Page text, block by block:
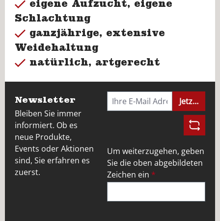
eigene Aufzucht, eigene
Schlachtung
ganzjährige, extensive
Weidehaltung
natürlich, artgerecht
Newsletter
Bleiben Sie immer
informiert. Ob es
neue Produkte,
Events oder Aktionen
sind, Sie erfahren es
zuerst.
Jetzt
Um weiterzugehen, geben
Sie die oben abgebildeten
Zeichen ein *